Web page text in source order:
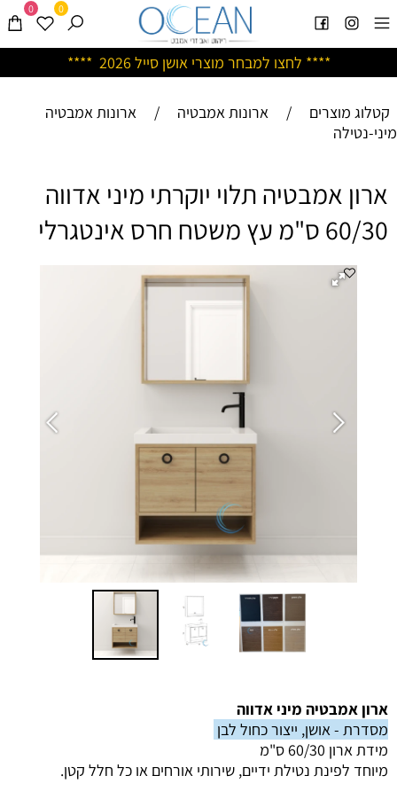
**** לחצו למבחר מוצרי אושן סייל 2026 ****
0 0
קטלוג מוצרים / ארונות אמבטיה /
ארונות אמבטיה
מיני-נטילה
ארון אמבטיה תלוי יוקרתי מיני אדווה
60/30 ס"מ עץ משטח חרס אינטגרלי
ארון אמבטיה מיני אדווה
מסדרת - אושן, ייצור כחול לבן
מידת ארון 60/30 ס"מ
מיוחד לפינת נטילת ידיים, שירותי אורחים או כל חלל קטן.